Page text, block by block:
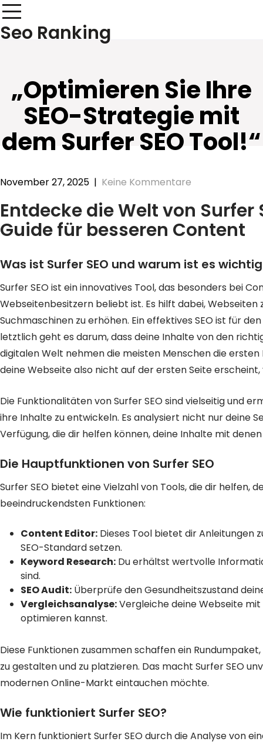
Skip
to
content
Seo Ranking
„Optimieren Sie Ihre
SEO-Strategie mit
dem Surfer SEO Tool!“
November 27, 2025 | Keine Kommentare
Entdecke die Welt von Surfer
Guide für besseren Content
Was ist Surfer SEO und warum ist es
Surfer SEO ist ein innovatives Tool, das besonders bei
Webseitenbesitzern beliebt ist. Es hilft dabei,
Suchmaschinen zu erhöhen. Ein effektives SEO ist für
letztlich geht es darum, dass deine Inhalte von den
digitalen Welt nehmen die meisten Menschen die
deine Webseite also nicht auf der ersten Seite
Die Funktionalitäten von Surfer SEO sind vielseitig und
ihre Inhalte zu entwickeln. Es analysiert nicht nur deine
Verfügung, die dir helfen können, deine Inhalte mit
Die Hauptfunktionen von Surfer SEO
Surfer SEO bietet eine Vielzahl von Tools, die dir helfen,
beeindruckendsten Funktionen:
Content Editor: Dieses Tool bietet dir Anleitungen
SEO-Standard setzen.
Keyword Research: Du erhältst wertvolle
sind.
SEO Audit: Überprüfe den Gesundheitszustand
Vergleichsanalyse:Vergleiche deine Webseite
optimieren kannst.
Diese Funktionen zusammen schaffen ein
zu gestalten und zu platzieren. Das macht Surfer SEO
modernen Online-Markt eintauchen möchte.
Wie funktioniert Surfer SEO?
Im Kern funktioniert Surfer SEO durch die Analyse von